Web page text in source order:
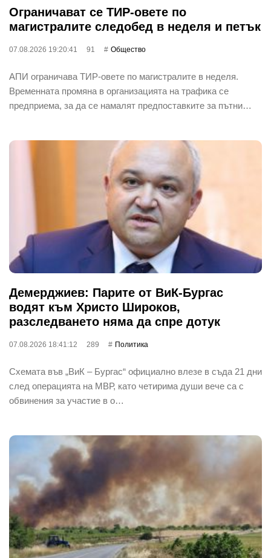
Ограничават се ТИР-овете по
магистралите следобед в неделя и петък
07.08.2026 19:20:41 91 Общество
АПИ ограничава ТИР-овете по магистралите в неделя.
Временната промяна в организацията на трафика се
предприема, за да се намалят предпоставките за пътни…
Демерджиев: Парите от ВиК-Бургас
водят към Христо Широков,
разследването няма да спре дотук
07.08.2026 18:41:12 289 Политика
Схемата във „ВиК – Бургас“ официално влезе в съда 21 дни
след операцията на МВР, като четирима души вече са с
обвинения за участие в о…